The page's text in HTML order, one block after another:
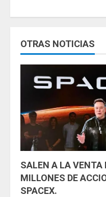
e
y
e
n
d
OTRAS NOTICIAS
SALEN A LA VENTA
MILLONES DE
SPACEX.